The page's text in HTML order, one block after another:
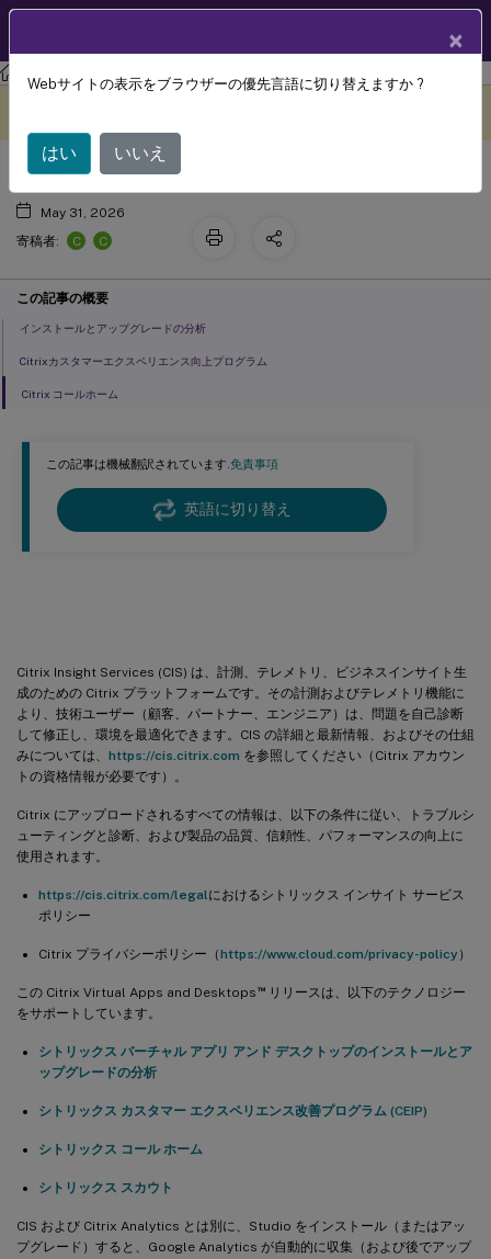
Citrix Virtual Apps and Desktops 7 2402 LTSR
この記事は機械翻訳されています.免責事項
英語に切り替え
Citrix Insight Services (CIS) は、計測、テレメトリ、ビジネスインサイト生
成のための Citrix プラットフォームです。その計測およびテレメトリ機能に
より、技術ユーザー（顧客、パートナー、エンジニア）は、問題を自己診断
して修正し、環境を最適化できます。CIS の詳細と最新情報、およびその仕組
みについては、 https://cis.citrix.com を参照してください（Citrix アカウン
トの資格情報が必要です）。
Citrix にアップロードされるすべての情報は、以下の条件に従い、トラブルシ
ューティングと診断、および製品の品質、信頼性、パフォーマンスの向上に
使用されます。
https://cis.citrix.com/legalにおけるシトリックス インサイト サービス
ポリシー
Citrix プライバシーポリシー（https://www.cloud.com/privacy-policy ）
この Citrix Virtual Apps and Desktops ™リリースは、以下のテクノロジー
をサポートしています。
シトリックス バーチャル アプリ アンド デスクトップのインストールとア
ップグレードの分析
シトリックス カスタマー エクスペリエンス改善プログラム (CEIP)
シトリックス コール ホーム
シトリックス スカウト
CIS および Citrix Analytics とは別に、Studio をインストール（またはアッ
プグレード）すると、Google Analytics が自動的に収集（および後でアップ
シトリックス インサイト サービス
May 31, 2026
寄稿者:
C C
この記事の概要
インストールとアップグレードの分析
Citrixカスタマーエクスペリエンス向上プログラム
Citrix コールホーム
×
Webサイトの表示をブラウザーの優先言語に切り替えますか ?
はい いいえ